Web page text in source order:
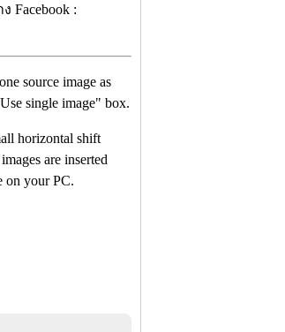
:
source image as
single image" box.
horizontal shift
are inserted
on your PC.